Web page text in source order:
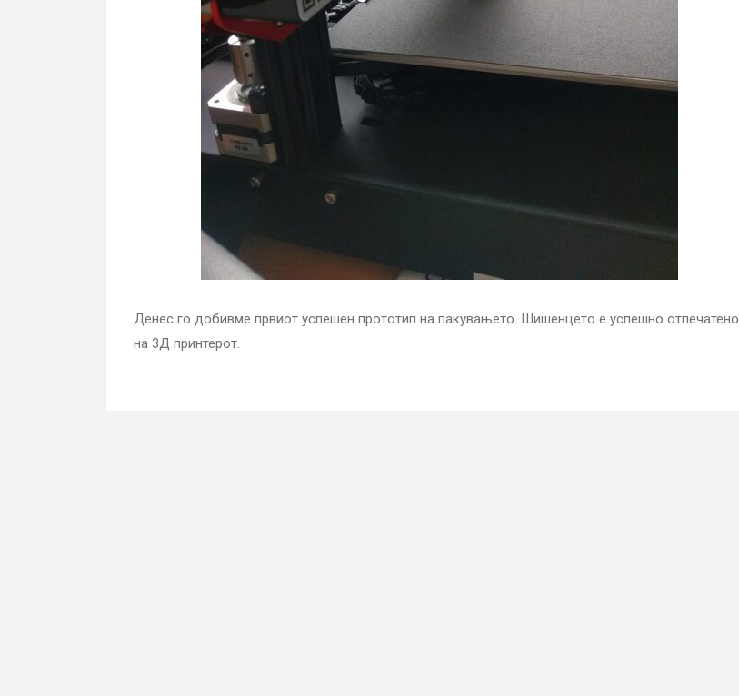
Денес го добивме првиот успешен прототип на пакувањето. Шишенцето е успешно отпечатено
на 3Д принтерот.